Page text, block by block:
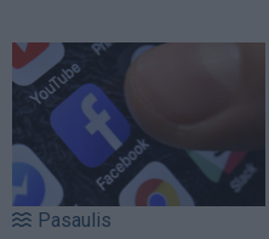
Pasaulis